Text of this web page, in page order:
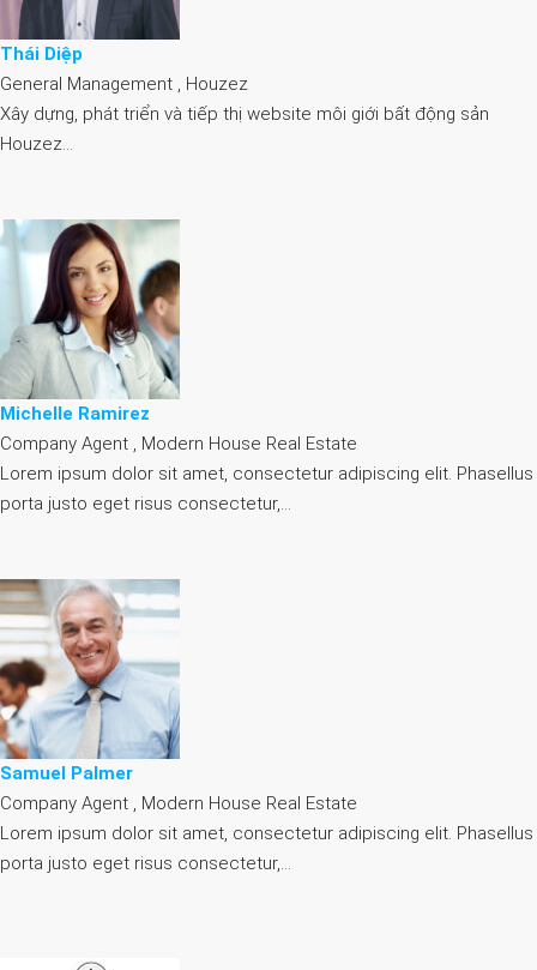
Thái Diệp
General Management , Houzez
Xây dựng, phát triển và tiếp thị website môi giới bất động sản
Houzez…
Michelle Ramirez
Company Agent , Modern House Real Estate
Lorem ipsum dolor sit amet, consectetur adipiscing elit. Phasellus
porta justo eget risus consectetur,…
Samuel Palmer
Company Agent , Modern House Real Estate
Lorem ipsum dolor sit amet, consectetur adipiscing elit. Phasellus
porta justo eget risus consectetur,…